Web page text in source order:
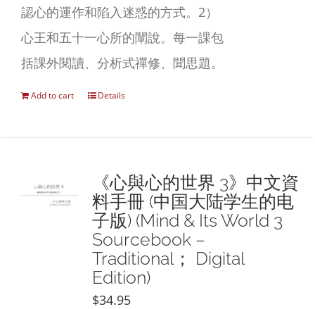
認心的運作和陷入迷惑的方式。2）
心王和五十一心所的闡說。每一課包
括課外閱讀、分析式禪修、聞思題。
Add to cart Details
《心與心的世界 3》中文資
料手冊 (中国大陆学生的电
子版) (Mind & Its World 3
Sourcebook –
Traditional； Digital
Edition)
$34.95